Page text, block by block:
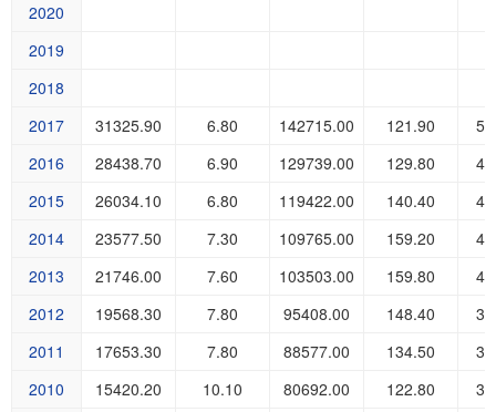
2020
2019
2018
2017
31325.90 6.80 142715.00 121.90
2016
28438.70 6.90 129739.00 129.80
2015
26034.10 6.80 119422.00 140.40
2014
23577.50 7.30 109765.00 159.20
2013
21746.00 7.60 103503.00 159.80
2012
19568.30 7.80 95408.00 148.40
2011
17653.30 7.80 88577.00 134.50
2010
15420.20 10.10 80692.00 122.80